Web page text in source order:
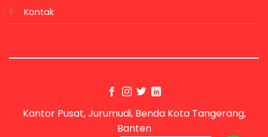
Kontak
Kantor Pusat, Jurumudi, Benda Kota Tangerang,
Banten